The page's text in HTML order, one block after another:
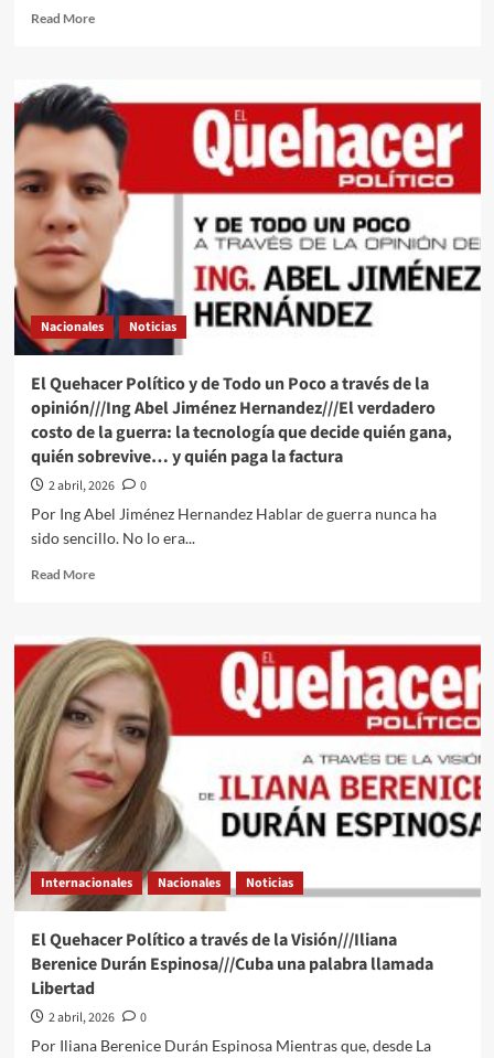
una
propuesta
integrativa
Read MoreRead
Quehacer
Político
través
de
la
opinión///Israel
Aram
Guerrero///Semana
Santa: cuando
el
mundo
se
Nacionales Noticias
El Quehacer Político y de Todo un Poco a través de la
opinión///Ing Abel Jiménez Hernandez///El verdadero
costo de la guerra: la tecnología que decide quién gana,
quién sobrevive… y quién paga la factura
2 abril, 2026
0
Por Ing Abel Jiménez Hernandez Hablar de guerra nunca ha
sido sencillo. No lo era...
Read MoreRead
El
Quehacer
Político
y
de
Todo
un
Poco
a
través
de
la
opinión///Ing
Abel
Hernandez///El
verdadero
costo
de
guerra:
Internacionales Nacionales Noticias
El Quehacer Político a través de la Visión///Iliana
Berenice Durán Espinosa///Cuba una palabra llamada
Libertad
2 abril, 2026
0
Por Iliana Berenice Durán Espinosa Mientras que, desde La